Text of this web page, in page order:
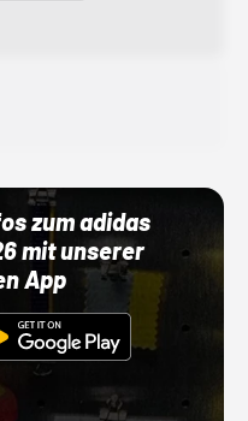
zum adidas
mit unserer
App